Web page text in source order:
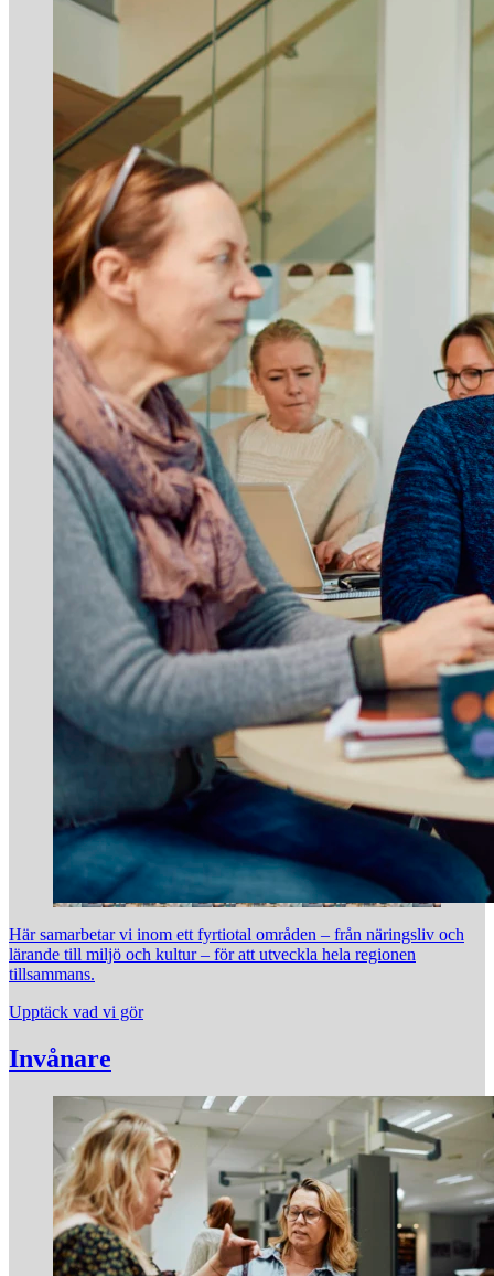
Här samarbetar vi inom ett fyrtiotal områden – från näringsliv och
lärande till miljö och kultur – för att utveckla hela regionen
tillsammans.
Upptäck vad vi gör
Invånare